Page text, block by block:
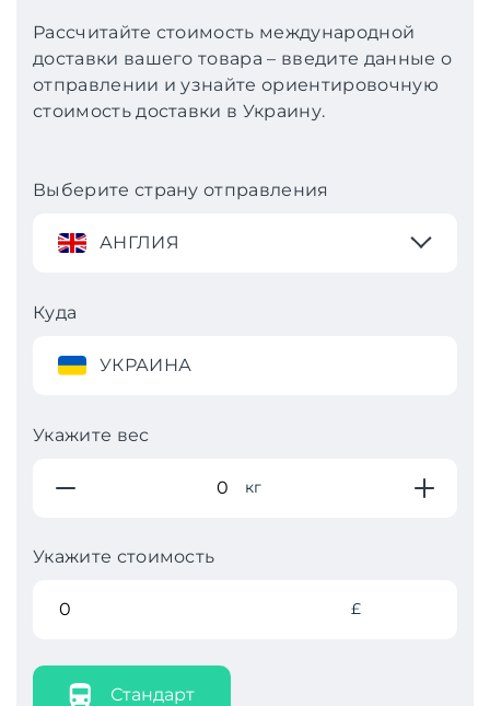
Рассчитайте стоимость международной
доставки вашего товара – введите данные о
отправлении и узнайте ориентировочную
стоимость доставки в Украину.
Выберите страну отправления
АНГЛИЯ
Куда
УКРАИНА
Укажите вес
кг
Укажите стоимость
£
Стандарт